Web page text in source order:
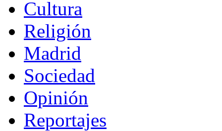
Cultura
Religión
Madrid
Sociedad
Opinión
Reportajes